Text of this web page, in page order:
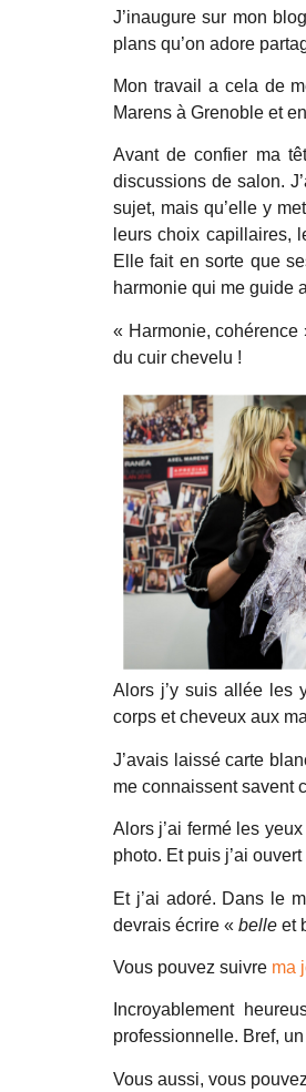
J’inaugure sur mon
plans qu’on adore
Mon travail a cela de
Marens à Grenoble et
Avant de confier ma
discussions de salon.
sujet, mais qu’elle y
leurs choix capillaires,
Elle fait en sorte que
harmonie qui me guide
« Harmonie,
du cuir chevelu !
Alors j’y suis allée les
corps et cheveux aux
J’avais laissé carte
me connaissent savent
Alors j’ai fermé les
photo. Et puis j’ai
Et j’ai adoré. Dans le
devrais écrire « belle et
Vous pouvez suivre ma
Incroyablement
professionnelle. Bref,
Vous aussi, vous